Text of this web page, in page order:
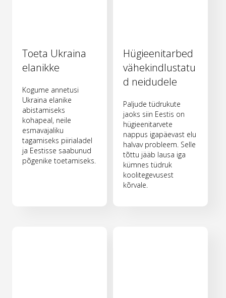
Toeta Ukraina
elanikke
Kogume annetusi
Ukraina elanike
abistamiseks
kohapeal, neile
esmavajaliku
tagamiseks piirialadel
ja Eestisse saabunud
põgenike toetamiseks.
Hügieenitarbed
vähekindlustatu
d neidudele
Paljude tüdrukute
jaoks siin Eestis on
hügieenitarvete
nappus igapäevast elu
halvav probleem. Selle
tõttu jääb lausa iga
kümnes tüdruk
koolitegevusest
kõrvale.